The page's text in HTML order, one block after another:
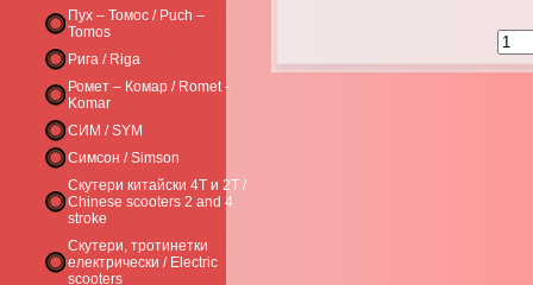
Пух – Томос / Puch –
Tomos
Рига / Riga
Ромет – Комар / Romet -
Komar
СИМ / SYM
Симсон / Simson
Скутери китайски 4Т и 2Т /
Chinese scooters 2 and 4
stroke
Скутери, тротинетки
електрически / Electric
scooters